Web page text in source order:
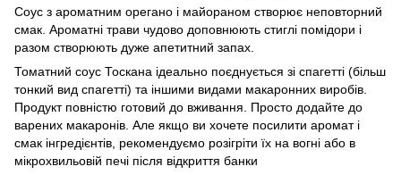
Соус з ароматним орегано і майораном створює неповторний
смак. Ароматні трави чудово доповнюють стиглі помідори і
разом створюють дуже апетитний запах.
Томатний соус Тоскана ідеально поєднується зі спагетті (більш
тонкий вид спагетті) та іншими видами макаронних виробів.
Продукт повністю готовий до вживання. Просто додайте до
варених макаронів. Але якщо ви хочете посилити аромат і
смак інгредієнтів, рекомендуємо розігріти їх на вогні або в
мікрохвильовій печі після відкриття банки